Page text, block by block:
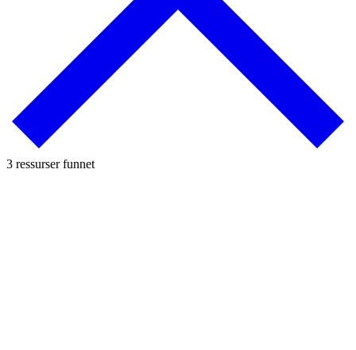
3 ressurser funnet